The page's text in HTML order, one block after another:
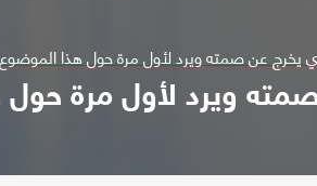
يخرج عن صمته ويرد لأول مرة حول هذا
ويرد لأول مرة